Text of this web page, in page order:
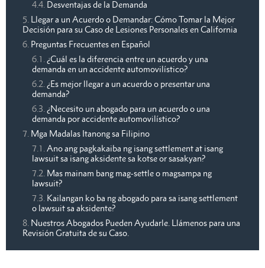
Desventajas de la Demanda
Llegar a un Acuerdo o Demandar: Cómo Tomar la Mejor
Decisión para su Caso de Lesiones Personales en California
Preguntas Frecuentes en Español
¿Cuál es la diferencia entre un acuerdo y una
demanda en un accidente automovilístico?
¿Es mejor llegar a un acuerdo o presentar una
demanda?
¿Necesito un abogado para un acuerdo o una
demanda por accidente automovilístico?
Mga Madalas Itanong sa Filipino
Ano ang pagkakaiba ng isang settlement at isang
lawsuit sa isang aksidente sa kotse or sasakyan?
Mas mainam bang mag-settle o magsampa ng
lawsuit?
Kailangan ko ba ng abogado para sa isang settlement
o lawsuit sa aksidente?
Nuestros Abogados Pueden Ayudarle. Llámenos para una
Revisión Gratuita de su Caso.